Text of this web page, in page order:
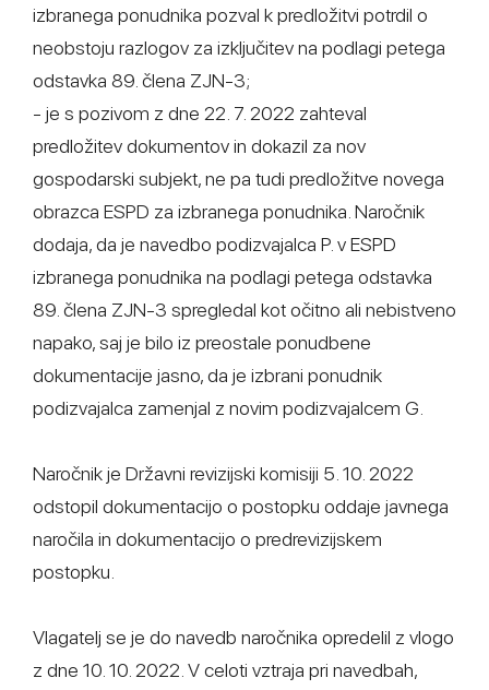
izbranega ponudnika pozval k predložitvi potrdil o
neobstoju razlogov za izključitev na podlagi petega
odstavka 89. člena ZJN-3;
- je s pozivom z dne 22. 7. 2022 zahteval
predložitev dokumentov in dokazil za nov
gospodarski subjekt, ne pa tudi predložitve novega
obrazca ESPD za izbranega ponudnika. Naročnik
dodaja, da je navedbo podizvajalca P. v ESPD
izbranega ponudnika na podlagi petega odstavka
89. člena ZJN-3 spregledal kot očitno ali nebistveno
napako, saj je bilo iz preostale ponudbene
dokumentacije jasno, da je izbrani ponudnik
podizvajalca zamenjal z novim podizvajalcem G.
Naročnik je Državni revizijski komisiji 5. 10. 2022
odstopil dokumentacijo o postopku oddaje javnega
naročila in dokumentacijo o predrevizijskem
postopku.
Vlagatelj se je do navedb naročnika opredelil z vlogo
z dne 10. 10. 2022. V celoti vztraja pri navedbah,